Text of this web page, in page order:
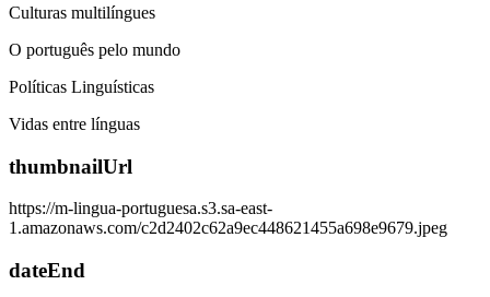
Culturas multilíngues
O português pelo mundo
Políticas Linguísticas
Vidas entre línguas
thumbnailUrl
https://m-lingua-portuguesa.s3.sa-east-
1.amazonaws.com/c2d2402c62a9ec448621455a698e9679.jpeg
dateEnd